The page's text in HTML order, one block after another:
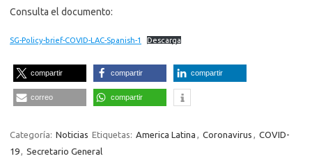
Consulta el documento:
SG-Policy-brief-COVID-LAC-Spanish-1 Descarga
compartir compartir compartir
correo compartir
Categoría: Noticias Etiquetas: America Latina , Coronavirus , COVID-
19, Secretario General